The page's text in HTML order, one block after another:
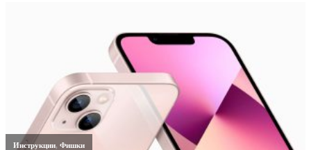
Инструкции,Фишки